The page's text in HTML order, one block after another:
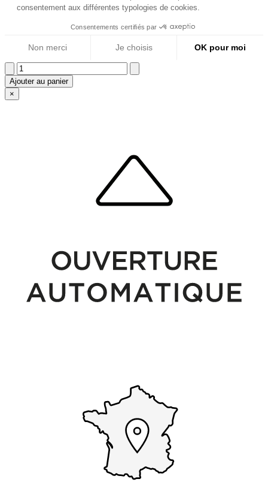
Ajouter au panier
×